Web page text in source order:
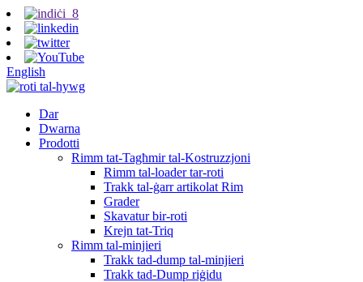
English
Dar
Dwarna
Prodotti
Rimm tat-Tagħmir tal-Kostruzzjoni
Rimm tal-loader tar-roti
Trakk tal-ġarr artikolat Rim
Grader
Skavatur bir-roti
Krejn tat-Triq
Rimm tal-minjieri
Trakk tad-dump tal-minjieri
Trakk tad-Dump riġidu